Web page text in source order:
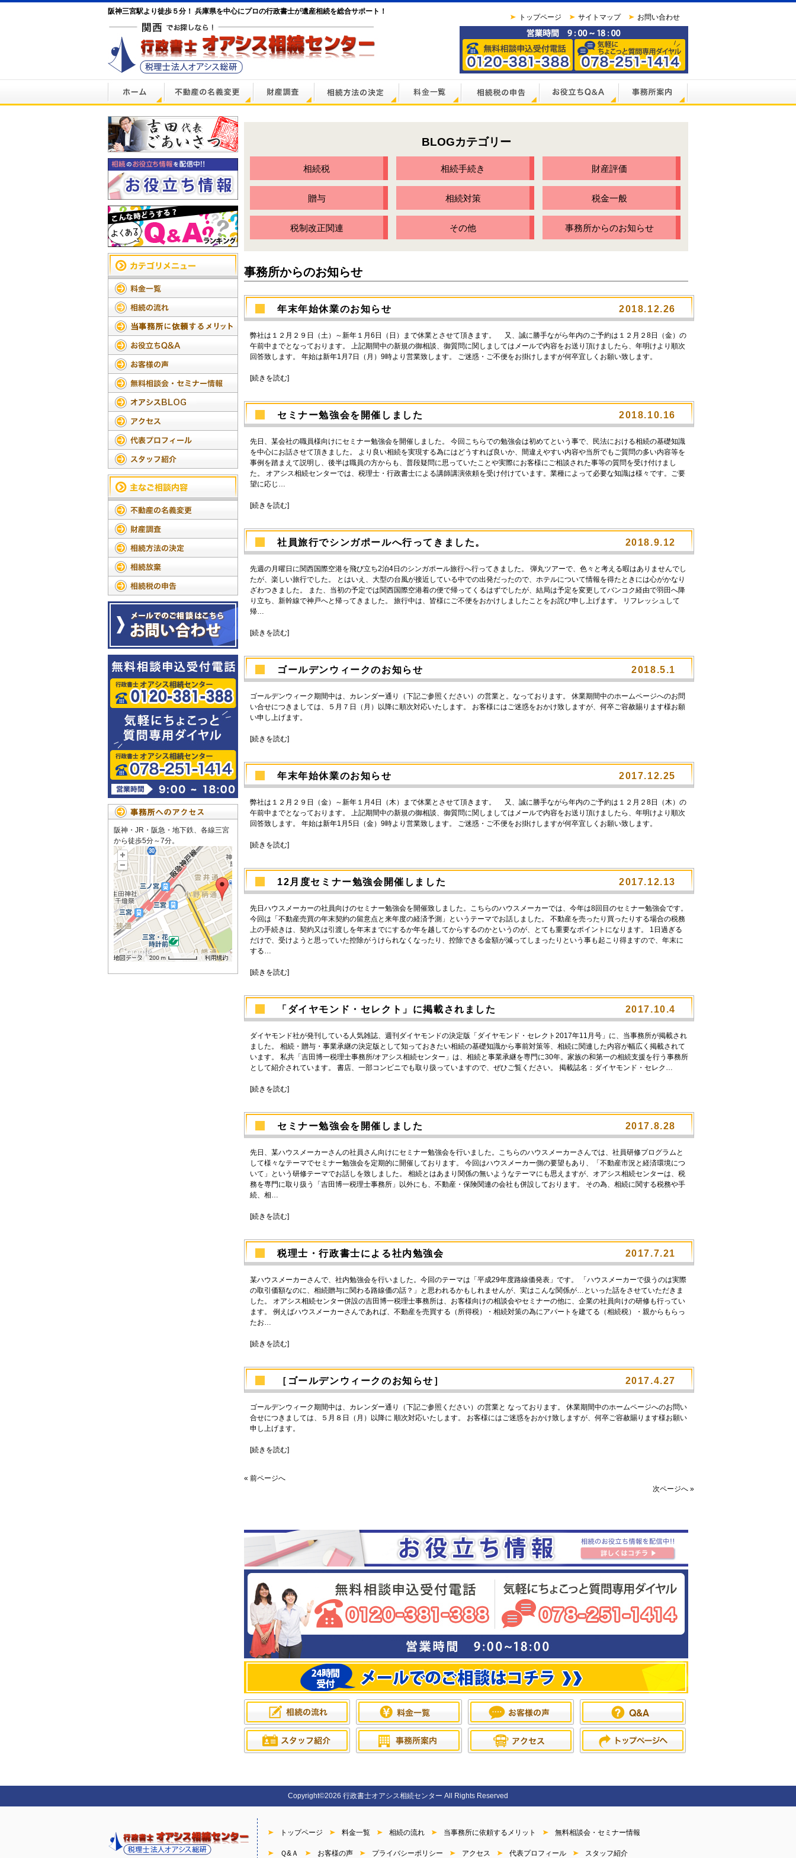
阪神三宮駅より徒歩５分！ 兵庫県を中心にプロの行政書士が遺産相続を総合サポート！
お問い合わせ
サイトマップ
トップページ
阪神・JR・阪急・地下鉄、各線三宮
から徒歩5分～7分。
BLOGカテゴリー
相続税 相続手続き 財産評価
贈与 相続対策 税金一般
税制改正関連 その他 事務所からのお知らせ
事務所からのお知らせ
年末年始休業のお知らせ 2018.12.26
弊社は１２月２９日（土）～新年１月6日（日）まで休業とさせて頂きます。 又、誠に勝手ながら年内のご予約は１２月２8日（金）の
午前中までとなっております。 上記期間中の新規の御相談、御質問に関しましてはメールで内容をお送り頂けましたら、年明けより順次
回答致します。 年始は新年1月7日（月）9時より営業致します。 ご迷惑・ご不便をお掛けしますが何卒宜しくお願い致します。
[続きを読む]
セミナー勉強会を開催しました 2018.10.16
先日、某会社の職員様向けにセミナー勉強会を開催しました。 今回こちらでの勉強会は初めてという事で、民法における相続の基礎知識
を中心にお話させて頂きました。 より良い相続を実現する為にはどうすれば良いか、間違えやすい内容や当所でもご質問の多い内容等を
事例を踏まえて説明し、後半は職員の方からも、普段疑問に思っていたことや実際にお客様にご相談された事等の質問を受け付けまし
た。 オアシス相続センターでは、税理士・行政書士による講師講演依頼を受け付けています。業種によって必要な知識は様々です。ご要
望に応じ…
[続きを読む]
社員旅行でシンガポールへ行ってきました。 2018.9.12
先週の月曜日に関西国際空港を飛び立ち2泊4日のシンガポール旅行へ行ってきました。 弾丸ツアーで、色々と考える暇はありませんでし
たが、楽しい旅行でした。 とはいえ、大型の台風が接近している中での出発だったので、ホテルについて情報を得たときには心がかなり
ざわつきました。 また、当初の予定では関西国際空港着の便で帰ってくるはずでしたが、結局は予定を変更してバンコク経由で羽田へ降
り立ち、新幹線で神戸へと帰ってきました。 旅行中は、皆様にご不便をおかけしましたことをお詫び申し上げます。 リフレッシュして
帰…
[続きを読む]
ゴールデンウィークのお知らせ 2018.5.1
ゴールデンウィーク期間中は、カレンダー通り（下記ご参照ください）の営業と。なっております。 休業期間中のホームページへのお問
い合せにつきましては、５月７日（月）以降に順次対応いたします。 お客様にはご迷惑をおかけ致しますが、何卒ご容赦賜ります様お願
い申し上げます。
[続きを読む]
年末年始休業のお知らせ 2017.12.25
弊社は１２月２９日（金）～新年１月4日（木）まで休業とさせて頂きます。 又、誠に勝手ながら年内のご予約は１２月２8日（木）の
午前中までとなっております。 上記期間中の新規の御相談、御質問に関しましてはメールで内容をお送り頂けましたら、年明けより順次
回答致します。 年始は新年1月5日（金）9時より営業致します。 ご迷惑・ご不便をお掛けしますが何卒宜しくお願い致します。
[続きを読む]
12月度セミナー勉強会開催しました 2017.12.13
先日ハウスメーカーの社員向けのセミナー勉強会を開催致しました。こちらのハウスメーカーでは、今年は8回目のセミナー勉強会です。
今回は「不動産売買の年末契約の留意点と来年度の経済予測」というテーマでお話しました。 不動産を売ったり買ったりする場合の税務
上の手続きは、契約又は引渡しを年末までにするか年を越してからするのかというのが、とても重要なポイントになります。 1日過ぎる
だけで、受けようと思っていた控除がうけられなくなったり、控除できる金額が減ってしまったりという事も起こり得ますので、年末に
する…
[続きを読む]
「ダイヤモンド・セレクト」に掲載されました 2017.10.4
ダイヤモンド社が発刊している人気雑誌、週刊ダイヤモンドの決定版「ダイヤモンド・セレクト2017年11月号」に、当事務所が掲載され
ました。 相続・贈与・事業承継の決定版として知っておきたい相続の基礎知識から事前対策等、相続に関連した内容が幅広く掲載されて
います。 私共「吉田博一税理士事務所/オアシス相続センター」は、相続と事業承継を専門に30年。家族の和第一の相続支援を行う事務所
として紹介されています。 書店、一部コンビニでも取り扱っていますので、ぜひご覧ください。 掲載誌名：ダイヤモンド・セレク…
[続きを読む]
セミナー勉強会を開催しました 2017.8.28
先日、某ハウスメーカーさんの社員さん向けにセミナー勉強会を行いました。こちらのハウスメーカーさんでは、社員研修プログラムと
して様々なテーマでセミナー勉強会を定期的に開催しております。 今回はハウスメーカー側の要望もあり、「不動産市況と経済環境につ
いて」という研修テーマでお話しを致しました。 相続とはあまり関係の無いようなテーマにも思えますが、オアシス相続センターは、税
務を専門に取り扱う「吉田博一税理士事務所」以外にも、不動産・保険関連の会社も併設しております。 その為、相続に関する税務や手
続、相…
[続きを読む]
税理士・行政書士による社内勉強会 2017.7.21
某ハウスメーカーさんで、社内勉強会を行いました。今回のテーマは「平成29年度路線価発表」です。 「ハウスメーカーで扱うのは実際
の取引価額なのに、相続贈与に関わる路線価の話？」と思われるかもしれませんが、実はこんな関係が…といった話をさせていただきま
した。 オアシス相続センター併設の吉田博一税理士事務所は、お客様向けの相談会やセミナーの他に、企業の社員向けの研修も行ってい
ます。 例えばハウスメーカーさんであれば、不動産を売買する（所得税）・相続対策の為にアパートを建てる（相続税）・親からもらっ
たお…
[続きを読む]
［ゴールデンウィークのお知らせ］ 2017.4.27
ゴールデンウィーク期間中は、カレンダー通り（下記ご参照ください）の営業と なっております。 休業期間中のホームページへのお問い
合せにつきましては、５月８日（月）以降に 順次対応いたします。 お客様にはご迷惑をおかけ致しますが、何卒ご容赦賜ります様お願い
申し上げます。
[続きを読む]
« 前ページへ
次ページへ »
Copyright©2026 行政書士オアシス相続センター All Rights Reserved
トップページ 料金一覧 相続の流れ 当事務所に依頼するメリット 無料相談会・セミナー情報
Ｑ&Ａ お客様の声 プライバシーポリシー アクセス 代表プロフィール スタッフ紹介